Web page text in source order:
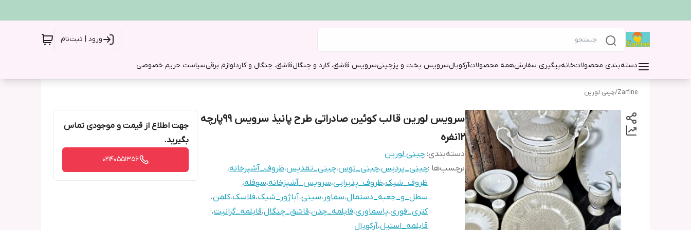
ورود | ثبت‌نام
دسته‌بندی محصولاتخانهپیگیری سفارشهمه محصولاتآرکوپالسرویس پخت و پزچینیسرویس قاشق، کارد و چنگالقاشق، چنگال و کاردلوازم برقیسیاست حریم خصوصی
Zarfine
/چینی لورین
سرویس لورین قالب کوئین صادراتی طرح پانیذ سرویس ۹۹پارچه
12نفره
دسته‌بندی: چینی لورین
برچسب‌ها :چینی_پردیس،چینی_توس،چینی_تقدیس،ظروف_آشپزخانه،
ظروف_شیک،ظروف_پذیرایی،سرویس_آشپزخانه،سوفله،
سطل_و_جعبه_دستمال،سماور ،سینی،آباژور_شیک،فلاسک،کلمن،
کتری_قوری،پاسماوری،قابلمه_چدن،قاشق_چنگال،قابلمه_گرانیت،
قابلمه_استیل،آرکوپال
جهت اطلاع از قیمت و موجودی تماس
بگیرید.
02140551356